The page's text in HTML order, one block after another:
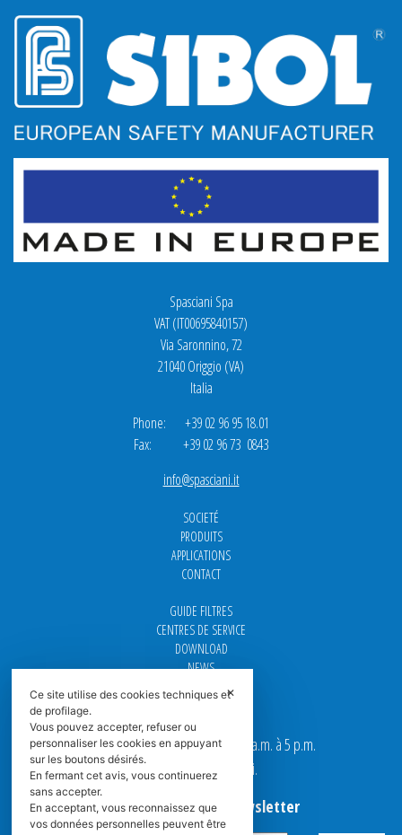
Spasciani Spa
VAT (IT00695840157)
Via Saronnino, 72
21040 Origgio (VA)
Italia
Phone: +39 02 96 95 18.01
Fax: +39 02 96 73 0843
info@spasciani.it
SOCIETÉ
PRODUITS
APPLICATIONS
CONTACT
GUIDE FILTRES
CENTRES DE SERVICE
DOWNLOAD
NEWS
FAQ
CARRIÈRE
Nos bureaux sont ouverts de 9 a.m. à 5 p.m.
du Lundi au Vendredi.
Abonnez-vous à la Newsletter
✕
Ce site utilise des cookies techniques et
de profilage.
Vous pouvez accepter, refuser ou
personnaliser les cookies en appuyant
sur les boutons désirés.
En fermant cet avis, vous continuerez
sans accepter.
En acceptant, vous reconnaissez que
vos données personnelles peuvent être